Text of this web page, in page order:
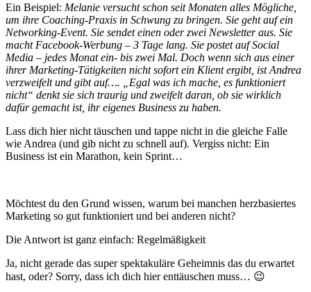
Ein Beispiel: Melanie versucht schon seit Monaten alles Mögliche,
um ihre Coaching-Praxis in Schwung zu bringen. Sie geht auf ein
Networking-Event. Sie sendet einen oder zwei Newsletter aus. Sie
macht Facebook-Werbung – 3 Tage lang. Sie postet auf Social
Media – jedes Monat ein- bis zwei Mal. Doch wenn sich aus einer
ihrer Marketing-Tätigkeiten nicht sofort ein Klient ergibt, ist Andrea
verzweifelt und gibt auf…. „Egal was ich mache, es funktioniert
nicht“ denkt sie sich traurig und zweifelt daran, ob sie wirklich
dafür gemacht ist, ihr eigenes Business zu haben.
Lass dich hier nicht täuschen und tappe nicht in die gleiche Falle
wie Andrea (und gib nicht zu schnell auf). Vergiss nicht: Ein
Business ist ein Marathon, kein Sprint…
Möchtest du den Grund wissen, warum bei manchen herzbasiertes
Marketing so gut funktioniert und bei anderen nicht?
Die Antwort ist ganz einfach: Regelmäßigkeit
Ja, nicht gerade das super spektakuläre Geheimnis das du erwartet
hast, oder? Sorry, dass ich dich hier enttäuschen muss… 😉